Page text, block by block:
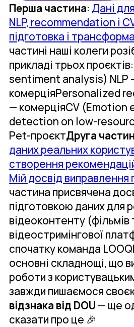
Перша частина: Дані
NLP, recommendation і
підготовка і
частині наші колеги
прикладі трьох
sentiment analysis) NLP
комерціяPersonalized
— комерціяCV (Emotion
detection on low-
Pet-проєктДруга
даних реальних
створення
Мій досвід виправлення
частина присвячена
підготовкою даних для
відеоконтенту (фільмів
відеостримінгової
спочатку команда
основні складнощі, що
роботи з
завжди пишаємося
відзнака від DOU — ще
сказати про це 🎉